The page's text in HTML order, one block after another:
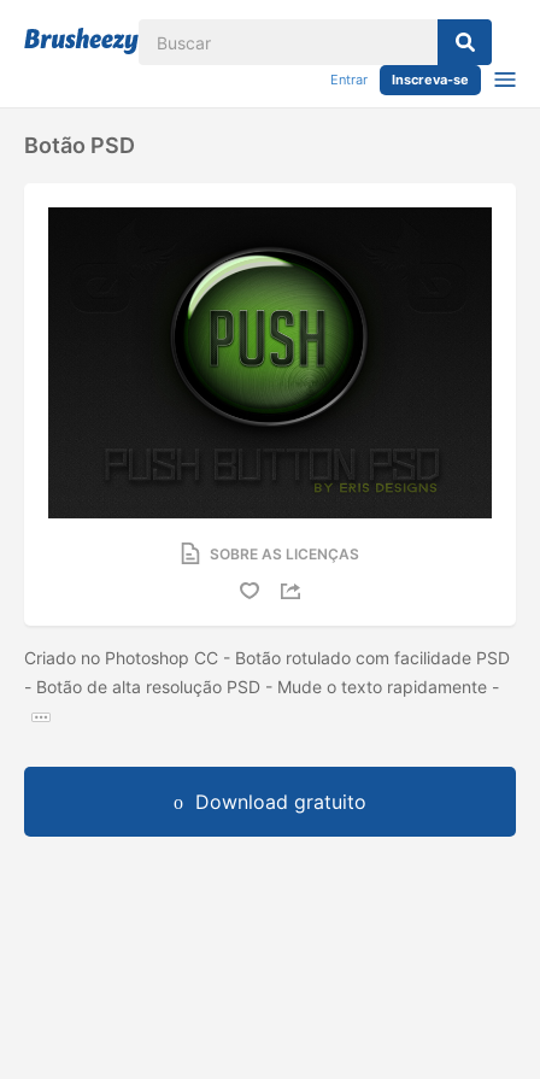
Entrar Inscreva-se
Botão PSD
SOBRE AS LICENÇAS
Criado no Photoshop CC - Botão rotulado com facilidade PSD
- Botão de alta resolução PSD - Mude o texto rapidamente -
Download gratuito